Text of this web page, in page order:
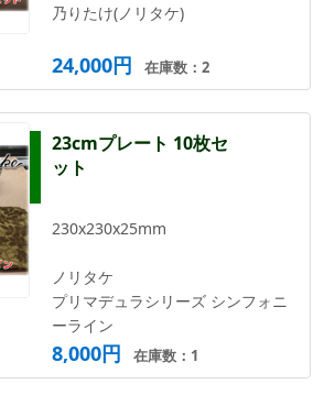
乃りたけ(ノリタケ)
24,000円 在庫数：2
23cmプレート 10枚セ
ット
230x230x25mm
ノリタケ
プリマデュラシリーズ シンフォニ
ーライン
8,000円 在庫数：1